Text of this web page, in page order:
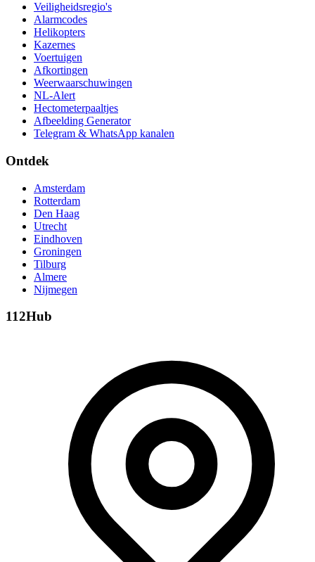
Veiligheidsregio's
Alarmcodes
Helikopters
Kazernes
Voertuigen
Afkortingen
Weerwaarschuwingen
NL-Alert
Hectometerpaaltjes
Afbeelding Generator
Telegram & WhatsApp kanalen
Ontdek
Amsterdam
Rotterdam
Den Haag
Utrecht
Eindhoven
Groningen
Tilburg
Almere
Nijmegen
112Hub